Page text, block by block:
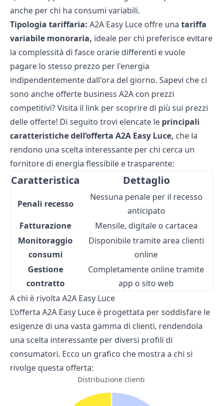
anche per chi ha consumi variabili.
Tipologia tariffaria: A2A Easy Luce offre una tariffa
variabile monoraria, ideale per chi preferisce evitare
la complessità di fasce orarie differenti e vuole
pagare lo stesso prezzo per l'energia
indipendentemente dall'ora del giorno. Sapevi che ci
sono anche offerte business A2A con prezzi
competitivi? Visita il link per scoprire di più sui prezzi
delle offerte! Di seguito trovi elencate le principali
caratteristiche dell’offerta A2A Easy Luce, che la
rendono una scelta interessante per chi cerca un
fornitore di energia flessibile e trasparente:
Caratteristica Dettaglio
Penali recesso
Nessuna penale per il recesso
anticipato
Fatturazione
Mensile, digitale o cartacea
Monitoraggio
consumi
Disponibile tramite area clienti
online
Gestione
contratto
Completamente online tramite
app o sito web
A chi è rivolta A2A Easy Luce
L’offerta A2A Easy Luce è progettata per soddisfare le
esigenze di una vasta gamma di clienti, rendendola
una scelta interessante per diversi profili di
consumatori. Ecco un grafico che mostra a chi si
rivolge questa offerta:
Distribuzione clienti